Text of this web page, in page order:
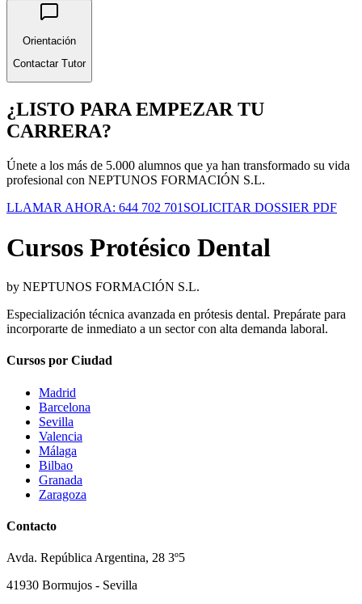
Orientación
Contactar Tutor
¿LISTO PARA EMPEZAR TU
CARRERA?
Únete a los más de 5.000 alumnos que ya han transformado su vida
profesional con NEPTUNOS FORMACIÓN S.L.
LLAMAR AHORA: 644 702 701 SOLICITAR DOSSIER PDF
Cursos Protésico Dental
by NEPTUNOS FORMACIÓN S.L.
Especialización técnica avanzada en prótesis dental. Prepárate para
incorporarte de inmediato a un sector con alta demanda laboral.
Cursos por Ciudad
Madrid
Barcelona
Sevilla
Valencia
Málaga
Bilbao
Granada
Zaragoza
Contacto
Avda. República Argentina, 28 3º5
41930 Bormujos - Sevilla